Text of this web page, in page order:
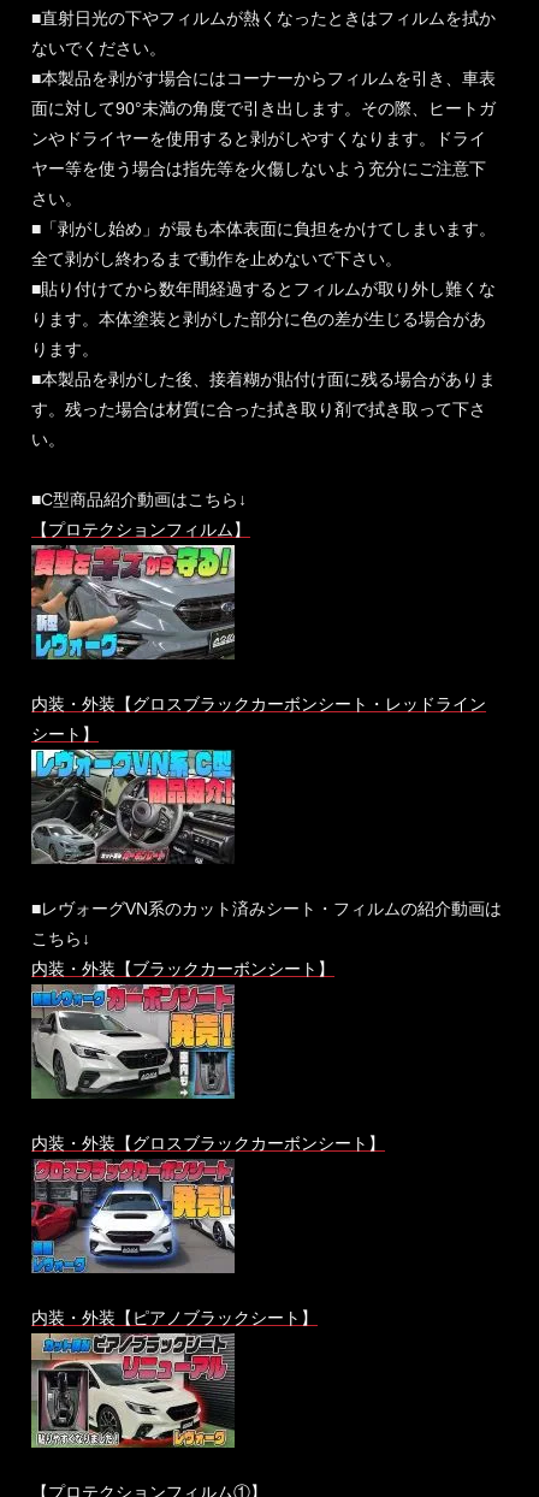
■直射日光の下やフィルムが熱くなったときはフィルムを拭か
ないでください。
■本製品を剥がす場合にはコーナーからフィルムを引き、車表
面に対して90°未満の角度で引き出します。その際、ヒートガ
ンやドライヤーを使用すると剥がしやすくなります。ドライ
ヤー等を使う場合は指先等を火傷しないよう充分にご注意下
さい。
■「剥がし始め」が最も本体表面に負担をかけてしまいます。
全て剥がし終わるまで動作を止めないで下さい。
■貼り付けてから数年間経過するとフィルムが取り外し難くな
ります。本体塗装と剥がした部分に色の差が生じる場合があ
ります。
■本製品を剥がした後、接着糊が貼付け面に残る場合がありま
す。残った場合は材質に合った拭き取り剤で拭き取って下さ
い。
■C型商品紹介動画はこちら↓
【プロテクションフィルム】
内装・外装【グロスブラックカーボンシート・レッドライン
シート】
■レヴォーグVN系のカット済みシート・フィルムの紹介動画は
こちら↓
内装・外装【ブラックカーボンシート】
内装・外装【グロスブラックカーボンシート】
内装・外装【ピアノブラックシート】
【プロテクションフィルム①】